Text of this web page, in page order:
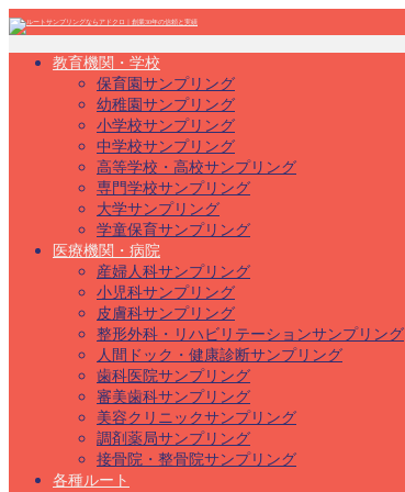
教育機関・学校
保育園サンプリング
幼稚園サンプリング
小学校サンプリング
中学校サンプリング
高等学校・高校サンプリング
専門学校サンプリング
大学サンプリング
学童保育サンプリング
医療機関・病院
産婦人科サンプリング
小児科サンプリング
皮膚科サンプリング
整形外科・リハビリテーションサンプリング
人間ドック・健康診断サンプリング
歯科医院サンプリング
審美歯科サンプリング
美容クリニックサンプリング
調剤薬局サンプリング
接骨院・整骨院サンプリング
各種ルート